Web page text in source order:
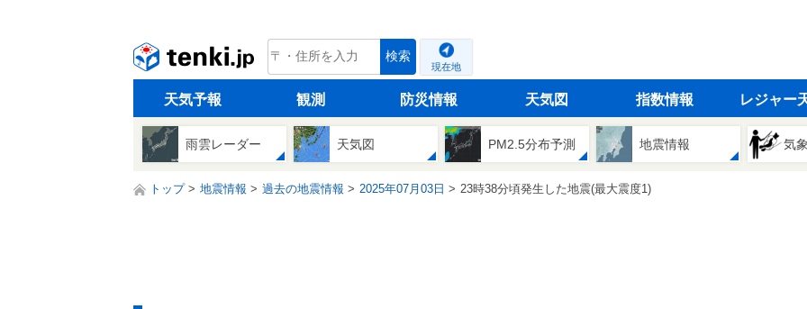
tenki.jp 検索
現在地
天気予報 観測 防災情報 天気図 指数情報 レジャー
雨雲レーダー 天気図 PM2.5分布予測 地震情報 気
トップ 地震情報 過去の地震情報 2025年07月03日 23時38分頃発生した地震(最大震度1)